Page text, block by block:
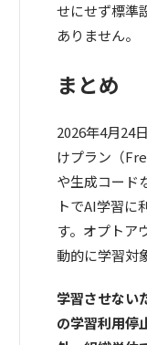
せにせず標準
ありません。
まとめ
2026年4月24
けプラン（
や生成コード
トでAI学習に
す。オプトア
動的に学習対
学習させない
の学習利用停